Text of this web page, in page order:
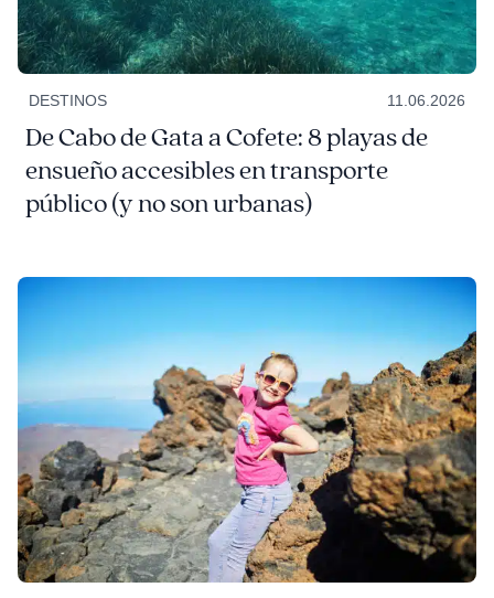
DESTINOS 11.06.2026
De Cabo de Gata a Cofete: 8 playas de
ensueño accesibles en transporte
público (y no son urbanas)